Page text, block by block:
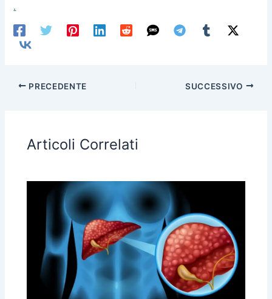
.
PRECEDENTE SUCCESSIVO
Articoli Correlati